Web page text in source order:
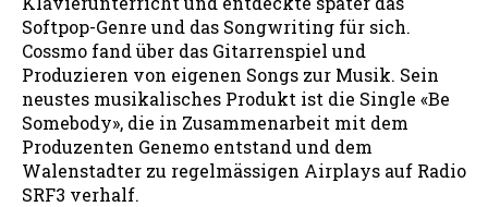
Softpop-Genre und das Songwriting für sich.
Cossmo fand über das Gitarrenspiel und
Produzieren von eigenen Songs zur Musik. Sein
neustes musikalisches Produkt ist die Single «Be
Somebody», die in Zusammenarbeit mit dem
Produzenten Genemo entstand und dem
Walenstadter zu regelmässigen Airplays auf Radio
SRF3 verhalf.